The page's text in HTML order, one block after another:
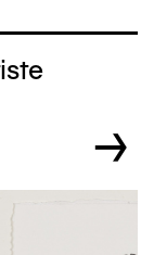
→